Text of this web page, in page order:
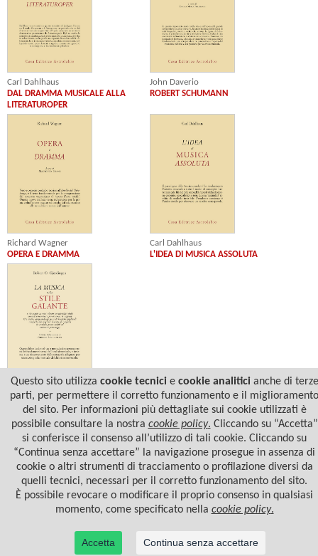
Carl Dahlhaus
DAL DRAMMA MUSICALE ALLA
LITERATUROPER
John Daverio
ROBERT SCHUMANN
Richard Wagner
OPERA E DRAMMA
Carl Dahlhaus
L'IDEA DI MUSICA ASSOLUTA
Robert O. Gjerdingen
LA MUSICA NELLO STILE GALANTE
© 2022 Casa Editrice Astrolabio - Ubaldini Editore S.r.l. - P.IVA 10323461003 |
Questo sito utilizza cookie tecnicie cookie analiticianche di terze
parti, per permettere il corretto funzionamento e il miglioramento
del sito. Per informazioni più dettagliate sui cookie utilizzati è
possibile consultare la nostra cookie policy. Cliccando su “Accetta”
si conferisce il consenso all’utilizzo di tali cookie. Cliccando su
“Continua senza accettare” la navigazione prosegue in assenza di
cookie o altri strumenti di tracciamento o profilazione diversi da
quelli tecnici, necessari per il corretto funzionamento del sito.
È possibile revocare o modificare il proprio consenso in qualsiasi
momento, come specificato nella cookie policy.
Accetta Continua senza accettare